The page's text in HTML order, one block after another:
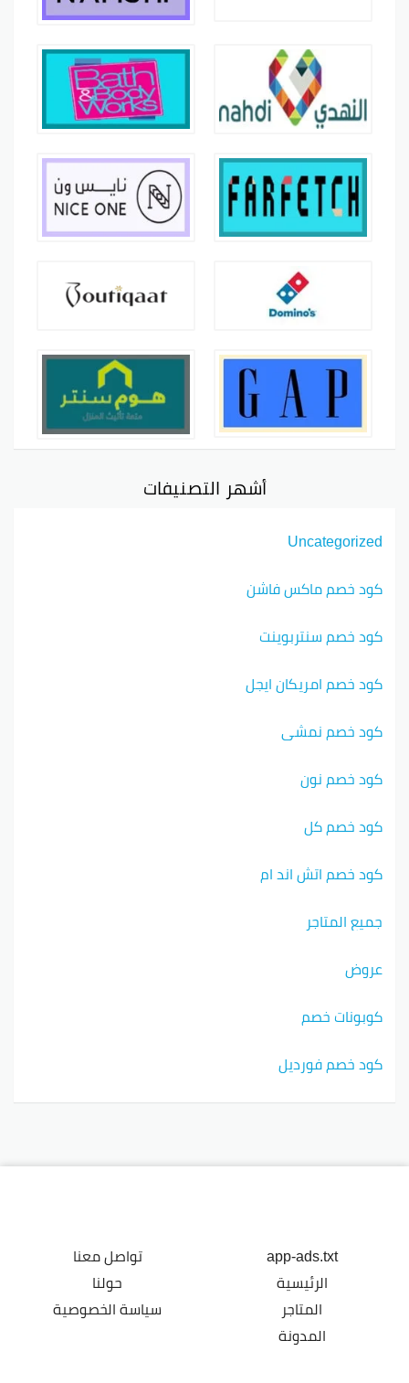
أشهر التصنيفات
Uncategorized
كود خصم ماكس فاشن
كود خصم سنتربوينت
كود خصم امريكان ايجل
كود خصم نمشي
كود خصم نون
كود خصم كل
كود خصم اتش اند ام
جميع المتاجر
عروض
كوبونات خصم
كود خصم فورديل
app-ads.txt
الرئيسية
المتاجر
المدونة
تواصل معنا
حولنا
سياسة الخصوصية